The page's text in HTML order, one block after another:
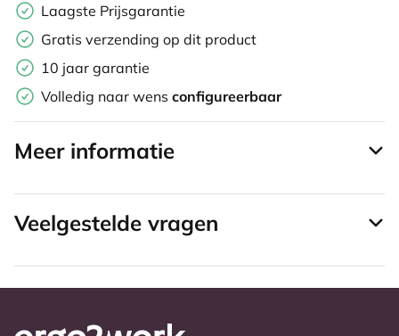
Laagste Prijsgarantie
Gratis verzending op dit product
10 jaar garantie
Volledig naar wens configureerbaar
Meer informatie
Veelgestelde vragen